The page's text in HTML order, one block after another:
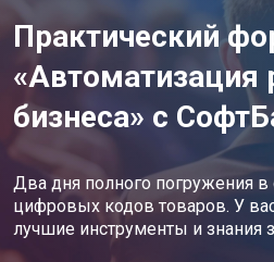
Практический
«Автоматизация
бизнеса» с
Два дня полного погружения в
цифровых кодов товаров. У
лучшие инструменты и знания